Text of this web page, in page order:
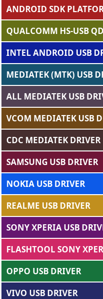
ANDROID SDK
QUALCOMM HS-USB
INTEL ANDROID USB
MEDIATEK (MTK) USB
ALL MEDIATEK USB
VCOM MEDIATEK USB
CDC MEDIATEK DRIVER
SAMSUNG USB DRIVER
NOKIA USB DRIVER
REALME USB DRIVER
SONY XPERIA USB
FLASHTOOL SONY
OPPO USB DRIVER
VIVO USB DRIVER